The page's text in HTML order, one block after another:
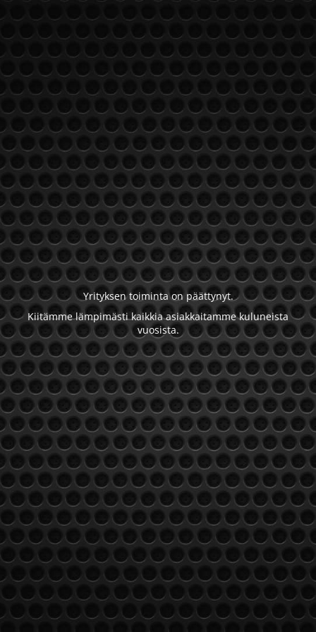
Yrityksen toiminta on päättynyt.
Kiitämme lämpimästi kaikkia asiakkaitamme kuluneista
vuosista.